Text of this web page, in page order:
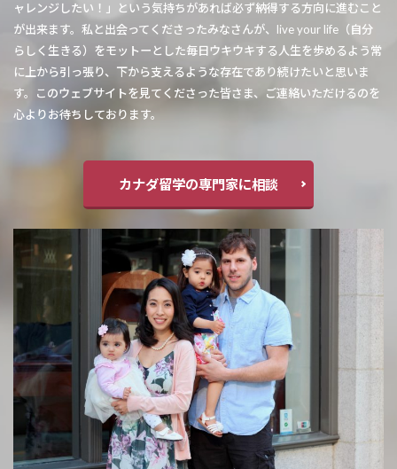
ャレンジしたい！」という気持ちがあれば必ず納得する方向に進むこと
が出来ます。私と出会ってくださったみなさんが、live your life（自分
らしく生きる）をモットーとした毎日ウキウキする人生を歩めるよう常
に上から引っ張り、下から支えるような存在であり続けたいと思いま
す。このウェブサイトを見てくださった皆さま、ご連絡いただけるのを
心よりお待ちしております。
カナダ留学の専門家に相談